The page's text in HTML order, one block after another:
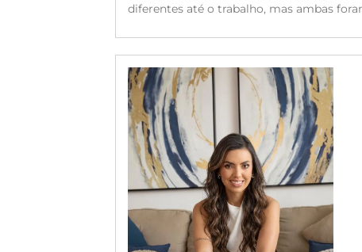
diferentes até o trabalho, mas ambas